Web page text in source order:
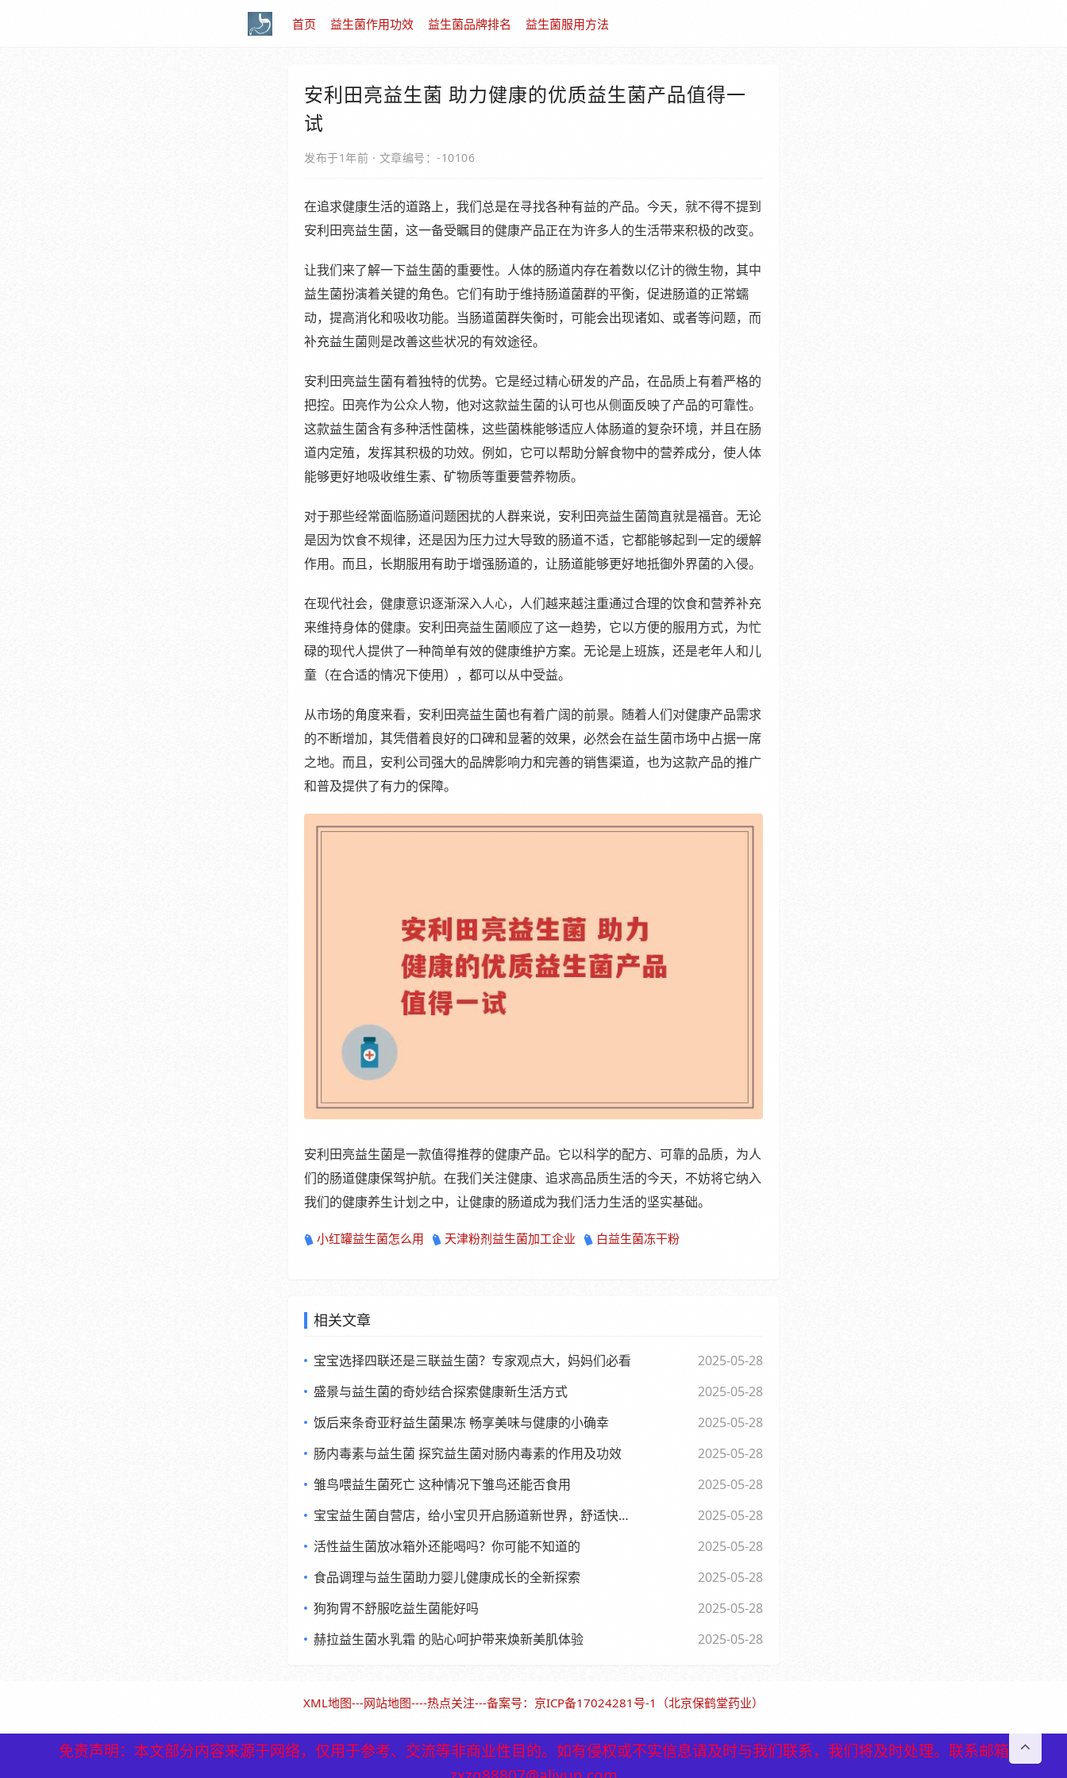
首页 益生菌作用功效 益生菌品牌排名 益生菌服用方法
安利田亮益生菌 助力健康的优质益生菌产品值得一
试
发布于1年前 · 文章编号：-10106
在追求健康生活的道路上，我们总是在寻找各种有益的产品。今天，就不得不提到
安利田亮益生菌，这一备受瞩目的健康产品正在为许多人的生活带来积极的改变。
让我们来了解一下益生菌的重要性。人体的肠道内存在着数以亿计的微生物，其中
益生菌扮演着关键的角色。它们有助于维持肠道菌群的平衡，促进肠道的正常蠕
动，提高消化和吸收功能。当肠道菌群失衡时，可能会出现诸如、或者等问题，而
补充益生菌则是改善这些状况的有效途径。
安利田亮益生菌有着独特的优势。它是经过精心研发的产品，在品质上有着严格的
把控。田亮作为公众人物，他对这款益生菌的认可也从侧面反映了产品的可靠性。
这款益生菌含有多种活性菌株，这些菌株能够适应人体肠道的复杂环境，并且在肠
道内定殖，发挥其积极的功效。例如，它可以帮助分解食物中的营养成分，使人体
能够更好地吸收维生素、矿物质等重要营养物质。
对于那些经常面临肠道问题困扰的人群来说，安利田亮益生菌简直就是福音。无论
是因为饮食不规律，还是因为压力过大导致的肠道不适，它都能够起到一定的缓解
作用。而且，长期服用有助于增强肠道的，让肠道能够更好地抵御外界菌的入侵。
在现代社会，健康意识逐渐深入人心，人们越来越注重通过合理的饮食和营养补充
来维持身体的健康。安利田亮益生菌顺应了这一趋势，它以方便的服用方式，为忙
碌的现代人提供了一种简单有效的健康维护方案。无论是上班族，还是老年人和儿
童（在合适的情况下使用），都可以从中受益。
从市场的角度来看，安利田亮益生菌也有着广阔的前景。随着人们对健康产品需求
的不断增加，其凭借着良好的口碑和显著的效果，必然会在益生菌市场中占据一席
之地。而且，安利公司强大的品牌影响力和完善的销售渠道，也为这款产品的推广
和普及提供了有力的保障。
安利田亮益生菌是一款值得推荐的健康产品。它以科学的配方、可靠的品质，为人
们的肠道健康保驾护航。在我们关注健康、追求高品质生活的今天，不妨将它纳入
我们的健康养生计划之中，让健康的肠道成为我们活力生活的坚实基础。
小红罐益生菌怎么用 天津粉剂益生菌加工企业 白益生菌冻干粉
相关文章
宝宝选择四联还是三联益生菌？专家观点大，妈妈们必看
2025-05-28
盛景与益生菌的奇妙结合探索健康新生活方式
2025-05-28
饭后来条奇亚籽益生菌果冻 畅享美味与健康的小确幸
2025-05-28
肠内毒素与益生菌 探究益生菌对肠内毒素的作用及功效
2025-05-28
雏鸟喂益生菌死亡 这种情况下雏鸟还能否食用
2025-05-28
宝宝益生菌自营店，给小宝贝开启肠道新世界，舒适快乐每一天
2025-05-28
活性益生菌放冰箱外还能喝吗？你可能不知道的
2025-05-28
食品调理与益生菌助力婴儿健康成长的全新探索
2025-05-28
狗狗胃不舒服吃益生菌能好吗
2025-05-28
赫拉益生菌水乳霜 的贴心呵护带来焕新美肌体验
2025-05-28
免责声明：本文部分内容来源于网络，仅用于参考、交流等非商业性目的。如有侵权或不实信息请及时与我们联系，我们将及时处理。联系邮箱
XML地图---网站地图----热点关注---备案号： 京ICP备17024281号-1（北京保鹤堂药业）
免责声明：本文部分内容来源于网络，仅用于参考、交流等非商业性目的。如有侵权或不实信息请及时与我们联系，我们将及时处理。联系邮箱